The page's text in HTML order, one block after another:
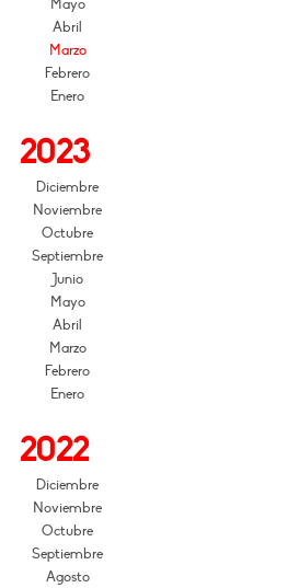
Mayo
Abril
Marzo
Febrero
Enero
2023
Diciembre
Noviembre
Octubre
Septiembre
Junio
Mayo
Abril
Marzo
Febrero
Enero
2022
Diciembre
Noviembre
Octubre
Septiembre
Agosto